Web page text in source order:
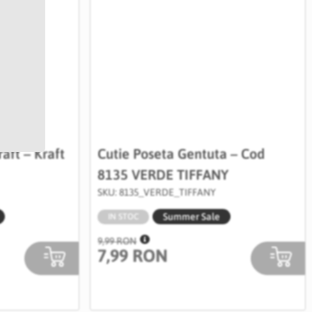
– Kraft
Cutie Poseta Gentuta – Cod
8135 VERDE TIFFANY
SKU: 8135_VERDE_TIFFANY
IN STOC Summer Sale
9,99 RON
7,99 RON